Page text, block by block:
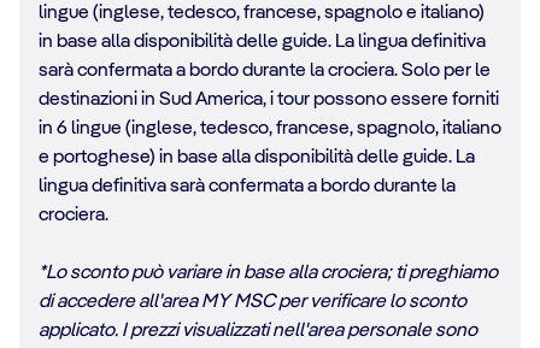
lingue (inglese, tedesco, francese, spagnolo e italiano)
in base alla disponibilità delle guide. La lingua definitiva
sarà confermata a bordo durante la crociera. Solo per le
destinazioni in Sud America, i tour possono essere forniti
in 6 lingue (inglese, tedesco, francese, spagnolo, italiano
e portoghese) in base alla disponibilità delle guide. La
lingua definitiva sarà confermata a bordo durante la
crociera.
*Lo sconto può variare in base alla crociera; ti preghiamo
di accedere all'area MY MSC per verificare lo sconto
applicato. I prezzi visualizzati nell'area personale sono